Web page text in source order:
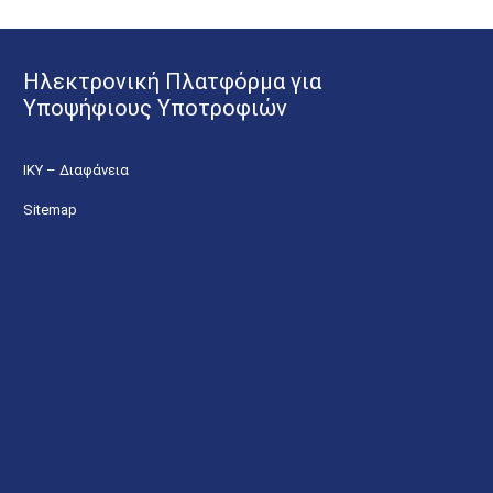
Ηλεκτρονική Πλατφόρμα για
Υποψήφιους Υποτροφιών
ΙΚΥ – Διαφάνεια
Sitemap